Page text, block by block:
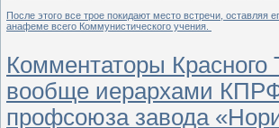
После этого все трое покидают место встречи, оставляя
анафеме всего Коммунистического учения.
Комментаторы
вообще иерархами
профсоюза завода